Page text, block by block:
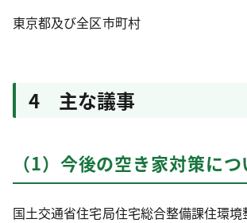
東京都及び全区市町村
4 主な議事
（1）今後の空き家対策につ
国土交通省住宅局住宅総合整備課住環境